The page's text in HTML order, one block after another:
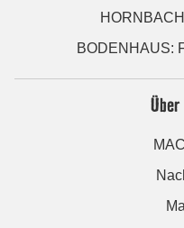
BODENHAUS:
Über